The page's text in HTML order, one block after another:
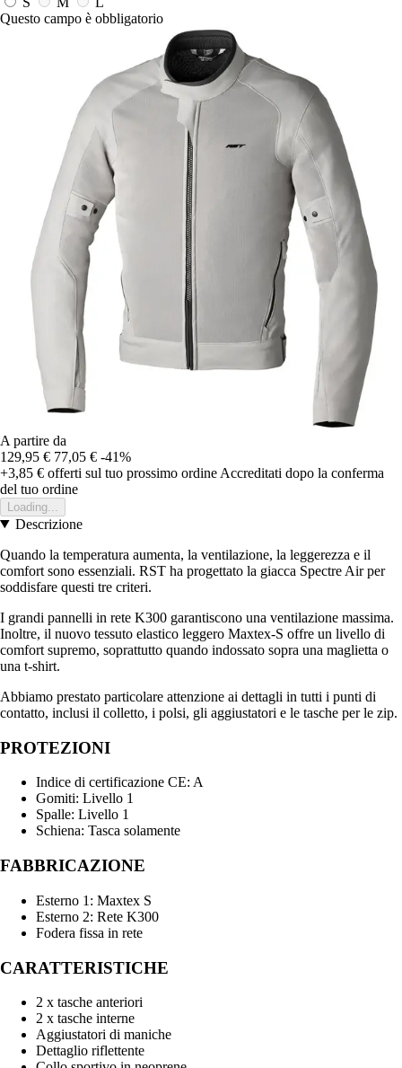
Questo campo è obbligatorio
A partire da
129,95 € 77,05 € -41%
+3,85 € offerti sul tuo prossimo ordine Accreditati dopo la conferma
del tuo ordine
Loading...
Descrizione
Quando la temperatura aumenta, la ventilazione, la leggerezza e il
comfort sono essenziali. RST ha progettato la giacca Spectre Air per
soddisfare questi tre criteri.
I grandi pannelli in rete K300 garantiscono una ventilazione massima.
Inoltre, il nuovo tessuto elastico leggero Maxtex-S offre un livello di
comfort supremo, soprattutto quando indossato sopra una maglietta o
una t-shirt.
Abbiamo prestato particolare attenzione ai dettagli in tutti i punti di
contatto, inclusi il colletto, i polsi, gli aggiustatori e le tasche per le zip.
PROTEZIONI
Indice di certificazione CE: A
Gomiti: Livello 1
Spalle: Livello 1
Schiena: Tasca solamente
FABBRICAZIONE
Esterno 1: Maxtex S
Esterno 2: Rete K300
Fodera fissa in rete
CARATTERISTICHE
2 x tasche anteriori
2 x tasche interne
Aggiustatori di maniche
Dettaglio riflettente